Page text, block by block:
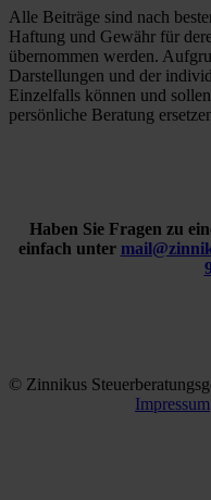
Alle Beiträge sind nach
Haftung und Gewähr für
übernommen werden.
Darstellungen und der
Einzelfalls können und
persönliche Beratung
Haben Sie Fragen zu
einfach unter
© Zinnikus
Impressum